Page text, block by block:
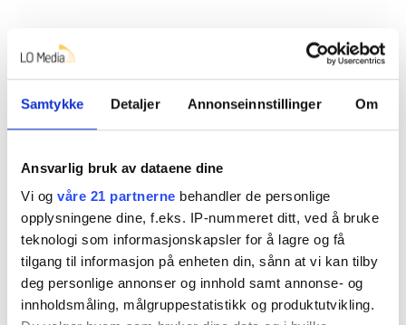
Samtykke Detaljer Annonseinnstillinger Om
Ansvarlig bruk av dataene dine
Vi og våre 21 partnerne behandler de personlige
opplysningene dine, f.eks. IP-nummeret ditt, ved å bruke
teknologi som informasjonskapsler for å lagre og få
tilgang til informasjon på enheten din, sånn at vi kan tilby
deg personlige annonser og innhold samt annonse- og
innholdsmåling, målgruppestatistikk og produktutvikling.
Bufdir: – Viktigere enn noen gang med
faglig kunnskap
Regjeringens forslag til økt kompetanse i barnevernet
sa til Fontene før helgen atforslagene i
høringsnotatet er gode nyheter for barnevernet
tråd med anbefalingene Bufdir har kommet med.
Direktoratet mener det er viktig at det blir krav om
master for å jobbe i det kommunale barnevernet.